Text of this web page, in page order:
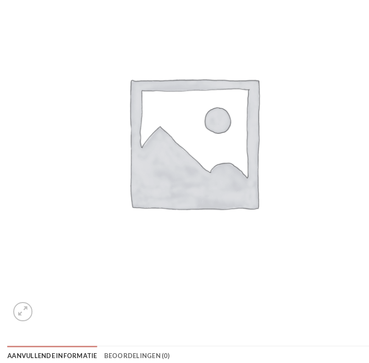
AANVULLENDE INFORMATIE BEOORDELINGEN (0)